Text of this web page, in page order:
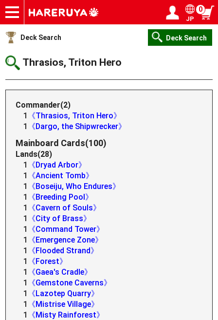
Onlineshop
Articles
Deck Search
Sponsored Players
Shop Info
Event Schedule
Help
Contact
JP
0
Deck Search Deck Search
Thrasios, Triton Hero
Commander(2)
1
《Thrasios, Triton Hero》
1
《Dargo, the Shipwrecker》
Mainboard Cards(100)
Lands(28)
1
《Dryad Arbor》
1
《Ancient Tomb》
1
《Boseiju, Who Endures》
1
《Breeding Pool》
1
《Cavern of Souls》
1
《City of Brass》
1
《Command Tower》
1
《Emergence Zone》
1
《Flooded Strand》
1
《Forest》
1
《Gaea's Cradle》
1
《Gemstone Caverns》
1
《Lazotep Quarry》
1
《Mistrise Village》
1
《Misty Rainforest》